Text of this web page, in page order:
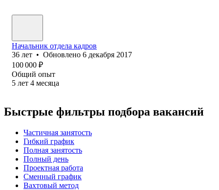
Начальник отдела кадров
36 лет • Обновлено 6 декабря 2017
100 000 ₽
Общий опыт
5 лет 4 месяца
Быстрые фильтры подбора вакансий
Частичная занятость
Гибкий график
Полная занятость
Полный день
Проектная работа
Сменный график
Вахтовый метод